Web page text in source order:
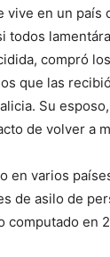
vive en un país
todos
compró
que las
Su
de volver a
en varios
de asilo de
computado en